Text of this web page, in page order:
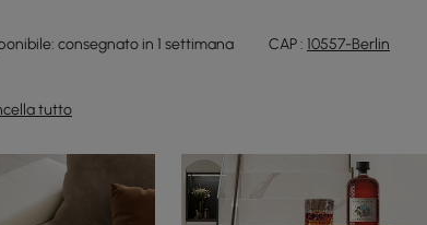
consegnato in 1 settimana CAP : 10557-Berlin
tutto